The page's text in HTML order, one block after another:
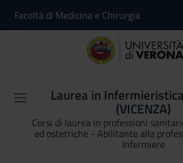
Facoltà di Medicina e Chirurgia
Laurea in
(VICENZA)
Corsi di laurea in professioni
ed ostetriche - Abilitante alla
Infermiere